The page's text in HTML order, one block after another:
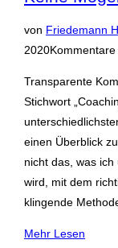
von Friedemann
2020
Transparente
Stichwort
einen Überblick
nicht das, was
wird, mit dem
klingende
Mehr über
Lesen